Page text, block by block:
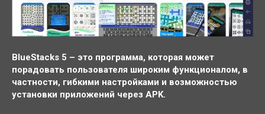
BlueStacks 5 – это программа, которая может
порадовать пользователя широким функционалом, в
частности, гибкими настройками и возможностью
установки приложений через APK.